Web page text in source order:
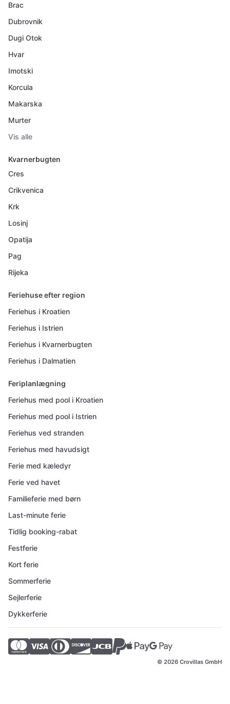
Brac
Dubrovnik
Dugi Otok
Hvar
Imotski
Korcula
Makarska
Murter
Vis alle
Kvarnerbugten
Cres
Crikvenica
Krk
Losinj
Opatija
Pag
Rijeka
Feriehuse efter region
Feriehus i Kroatien
Feriehus i Istrien
Feriehus i Kvarnerbugten
Feriehus i Dalmatien
Feriplanlægning
Feriehus med pool i Kroatien
Feriehus med pool i Istrien
Feriehus ved stranden
Feriehus med havudsigt
Ferie med kæledyr
Ferie ved havet
Familieferie med børn
Last-minute ferie
Tidlig booking-rabat
Festferie
Kort ferie
Sommerferie
Sejlerferie
Dykkerferie
© 2026 Crovillas GmbH